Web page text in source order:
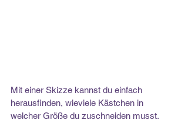
Mit einer Skizze kannst du einfach
herausfinden, wieviele Kästchen in
welcher Größe du zuschneiden musst.